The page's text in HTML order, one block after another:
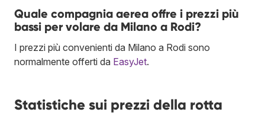
Quale compagnia aerea offre i prezzi più
bassi per volare da Milano a Rodi?
I prezzi più convenienti da Milano a Rodi sono
normalmente offerti da EasyJet.
Statistiche sui prezzi della rotta